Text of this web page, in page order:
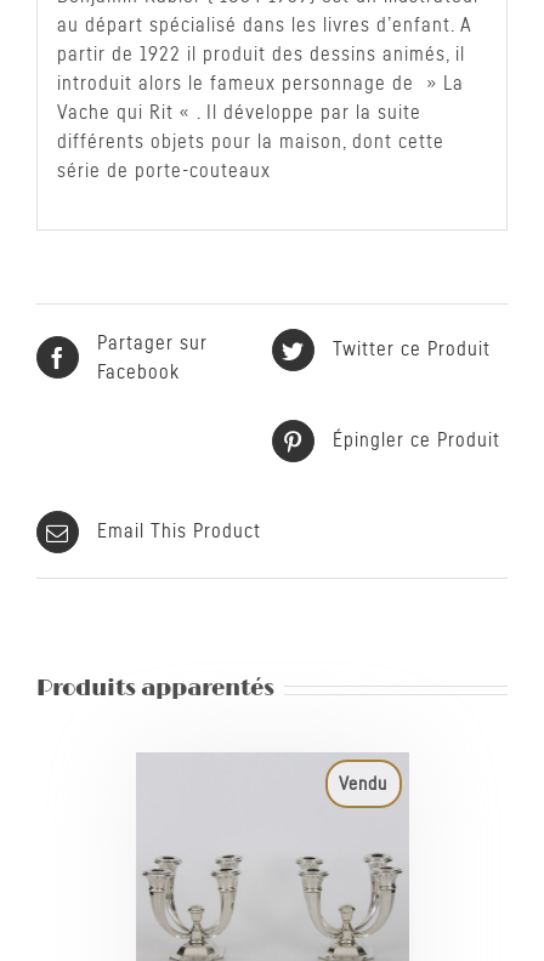
au départ spécialisé dans les livres d’enfant. A
partir de 1922 il produit des dessins animés, il
introduit alors le fameux personnage de » La
Vache qui Rit « . Il développe par la suite
différents objets pour la maison, dont cette
série de porte-couteaux
Partager sur
Facebook
Twitter ce Produit
Épingler ce Produit
Email This Product
Produits apparentés
Vendu